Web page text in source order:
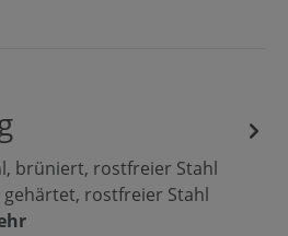
brüniert, rostfreier Stahl
gehärtet, rostfreier Stahl